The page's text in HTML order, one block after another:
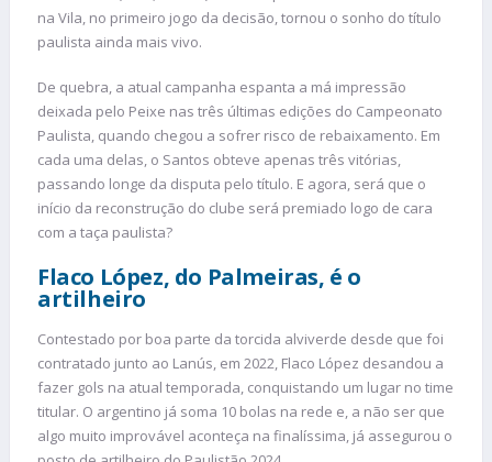
na Vila, no primeiro jogo da decisão, tornou o sonho do título
paulista ainda mais vivo.
De quebra, a atual campanha espanta a má impressão
deixada pelo Peixe nas três últimas edições do Campeonato
Paulista, quando chegou a sofrer risco de rebaixamento. Em
cada uma delas, o Santos obteve apenas três vitórias,
passando longe da disputa pelo título. E agora, será que o
início da reconstrução do clube será premiado logo de cara
com a taça paulista?
Flaco López, do Palmeiras, é o
artilheiro
Contestado por boa parte da torcida alviverde desde que foi
contratado junto ao Lanús, em 2022, Flaco López desandou a
fazer gols na atual temporada, conquistando um lugar no time
titular. O argentino já soma 10 bolas na rede e, a não ser que
algo muito improvável aconteça na finalíssima, já assegurou o